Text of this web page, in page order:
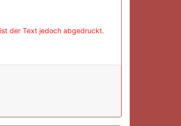
der Text jedoch abgedruckt.